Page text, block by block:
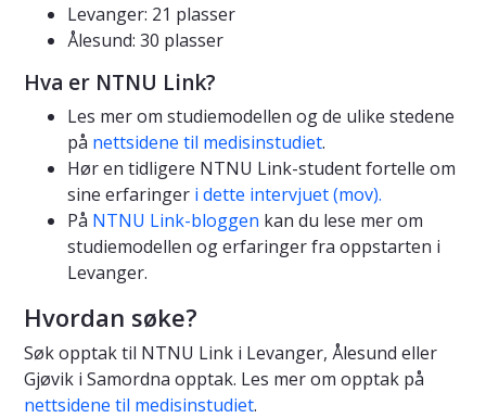
Levanger: 21 plasser
Ålesund: 30 plasser
Hva er NTNU Link?
Les mer om studiemodellen og de ulike stedene
på nettsidene til medisinstudiet.
Hør en tidligere NTNU Link-student fortelle om
sine erfaringer i dette intervjuet (mov).
På NTNU Link-bloggen kan du lese mer om
studiemodellen og erfaringer fra oppstarten i
Levanger.
Hvordan søke?
Søk opptak til NTNU Link i Levanger, Ålesund eller
Gjøvik i Samordna opptak. Les mer om opptak på
nettsidene til medisinstudiet.